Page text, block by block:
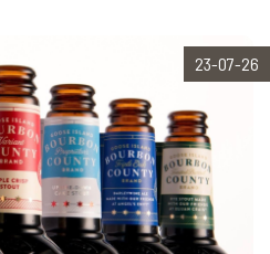
23-07-26